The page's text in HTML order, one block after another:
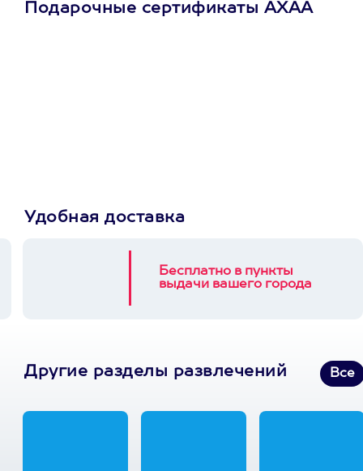
Подарочные сертификаты АХАА
Удобная доставка
Бесплатно в пункты
выдачи вашего города
Другие разделы развлечений Все